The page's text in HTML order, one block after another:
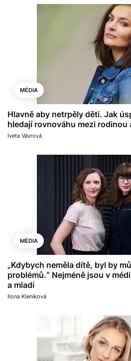
MÉDIA
Hlavně aby netrpěly děti. Jak
hledají rovnováhu mezi rodinou
Iveta Vávrová
MÉDIA
„Kdybych neměla dítě, byl by
problémů.“ Nejméně jsou v
a mladí
Ilona Kleníková